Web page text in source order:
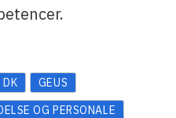
DK
GEUS
OG PERSONALE